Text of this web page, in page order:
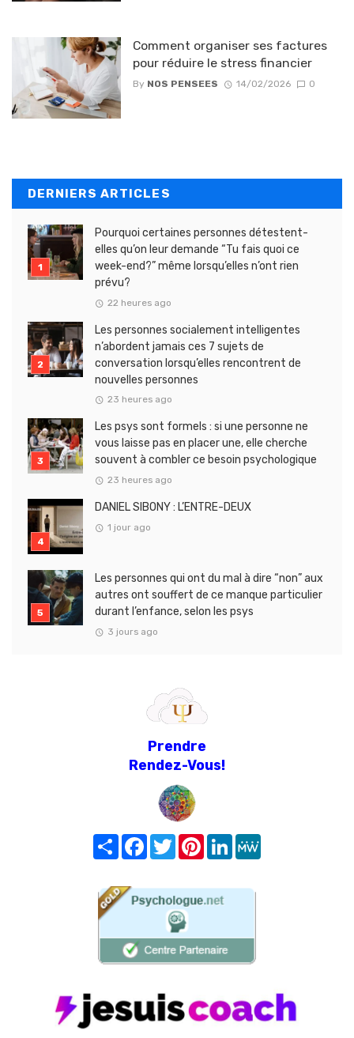
Comment organiser ses factures
pour réduire le stress financier
By NOS PENSEES 14/02/2026 0
DERNIERS ARTICLES
Pourquoi certaines personnes détestent-
elles qu’on leur demande “Tu fais quoi ce
week-end?” même lorsqu’elles n’ont rien
prévu?
22 heures ago
Les personnes socialement intelligentes
n’abordent jamais ces 7 sujets de
conversation lorsqu’elles rencontrent de
nouvelles personnes
23 heures ago
Les psys sont formels : si une personne ne
vous laisse pas en placer une, elle cherche
souvent à combler ce besoin psychologique
23 heures ago
DANIEL SIBONY : L’ENTRE-DEUX
1 jour ago
Les personnes qui ont du mal à dire “non” aux
autres ont souffert de ce manque particulier
durant l’enfance, selon les psys
3 jours ago
Prendre
Rendez-Vous!
Share FacebookTwitterPinterest
LinkedIn